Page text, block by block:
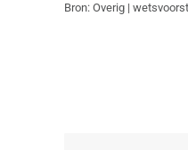
Bron: Overig |